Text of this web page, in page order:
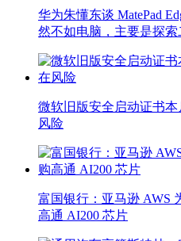
华为朱懂东谈 MatePad
然不如电脑，主要是探
微软旧版安全启动证书
风险
富国银行：亚马逊 AWS
高通 AI200 芯片